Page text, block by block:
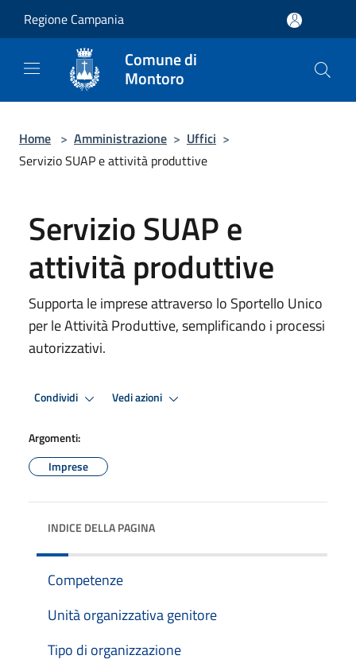
Regione Campania
Comune di
Montoro
Home > Amministrazione > Uffici >
Servizio SUAP e attività produttive
Servizio SUAP e
attività produttive
Supporta le imprese attraverso lo Sportello Unico
per le Attività Produttive, semplificando i processi
autorizzativi.
Condividi Vedi azioni
Argomenti:
Imprese
INDICE DELLA PAGINA
Competenze
Unità organizzativa genitore
Tipo di organizzazione